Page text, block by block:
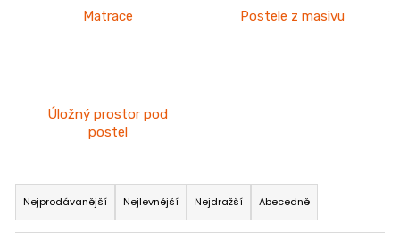
Matrace Postele z masivu
Úložný prostor pod
postel
Ř
a
z
Nejprodávanější Nejlevnější Nejdražší Abecedně
DUBOVÁ
235